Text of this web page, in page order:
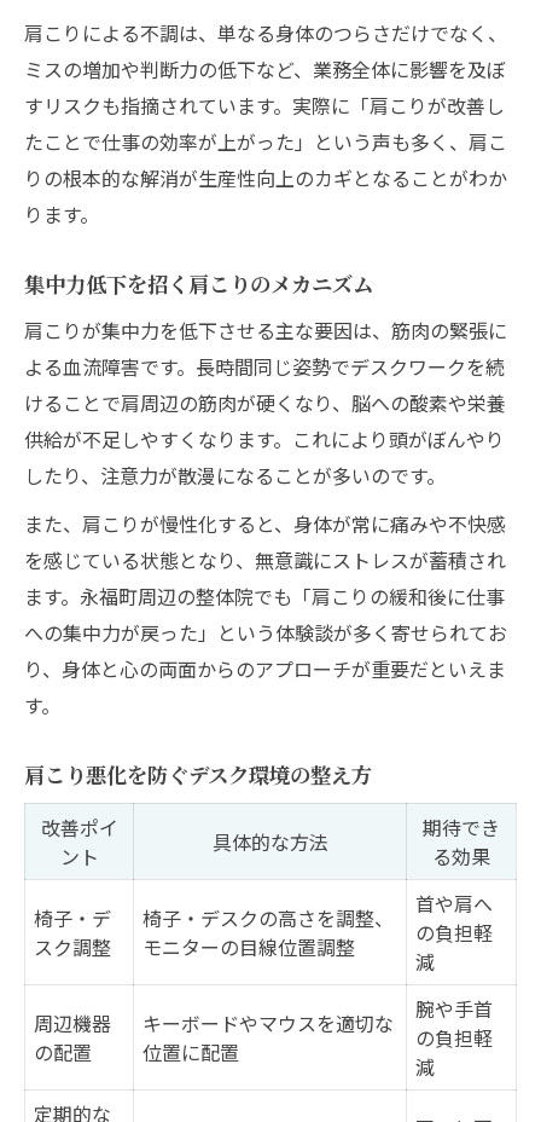
肩こりによる不調は、単なる身体のつらさだけでなく、
ミスの増加や判断力の低下など、業務全体に影響を及ぼ
すリスクも指摘されています。実際に「肩こりが改善し
たことで仕事の効率が上がった」という声も多く、肩こ
りの根本的な解消が生産性向上のカギとなることがわか
ります。
集中力低下を招く肩こりのメカニズム
肩こりが集中力を低下させる主な要因は、筋肉の緊張に
よる血流障害です。長時間同じ姿勢でデスクワークを続
けることで肩周辺の筋肉が硬くなり、脳への酸素や栄養
供給が不足しやすくなります。これにより頭がぼんやり
したり、注意力が散漫になることが多いのです。
また、肩こりが慢性化すると、身体が常に痛みや不快感
を感じている状態となり、無意識にストレスが蓄積され
ます。永福町周辺の整体院でも「肩こりの緩和後に仕事
への集中力が戻った」という体験談が多く寄せられてお
り、身体と心の両面からのアプローチが重要だといえま
す。
肩こり悪化を防ぐデスク環境の整え方
改善ポイ
ント
具体的な方法
期待でき
る効果
椅子・デ
スク調整
椅子・デスクの高さを調整、
モニターの目線位置調整
首や肩へ
の負担軽
減
周辺機器
の配置
キーボードやマウスを適切な
位置に配置
腕や手首
の負担軽
減
定期的な